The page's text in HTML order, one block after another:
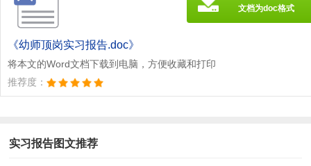
《幼师顶岗实习报告.doc》
将本文的Word文档下载到电脑，方便收藏和打印
推荐度：
文档为doc格式
实习报告图文推荐